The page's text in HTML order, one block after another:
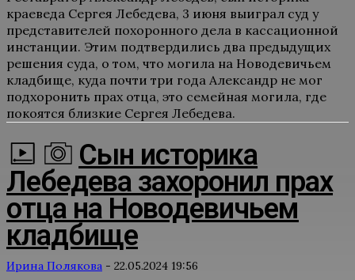
краеведа Сергея Лебедева, 3 июня выиграл суд у
представителей похоронного дела в кассационной
инстанции. Этим подтвердились два предыдущих
решения суда, о том, что могила на Новодевичьем
кладбище, куда почти три года Александр не мог
подхоронить прах отца, это семейная могила, где
покоятся близкие Сергея Лебедева.
Сын историка
Лебедева захоронил прах
отца на Новодевичьем
кладбище
Ирина Полякова - 22.05.2024 19:56